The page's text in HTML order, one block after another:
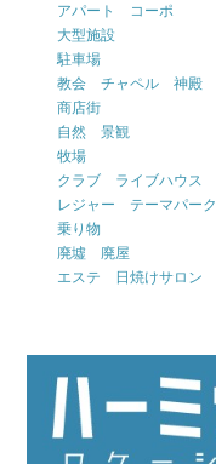
アパート コーポ
大型施設
駐車場
教会 チャペル 神殿
商店街
自然 景観
牧場
クラブ ライブハウス
レジャー テーマパーク
乗り物
廃墟 廃屋
エステ 日焼けサロン